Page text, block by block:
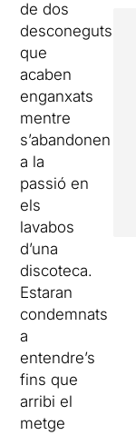
de dos
desconeguts
que
acaben
enganxats
mentre
s’abandonen
a la
passió en
els
lavabos
d’una
discoteca.
Estaran
condemnats
a
entendre’s
fins que
arribi el
metge